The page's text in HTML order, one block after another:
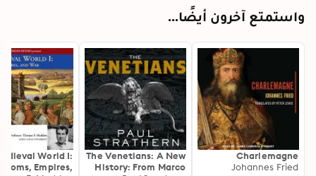
واستمتع آخرون أيضًا...
Charlemagne
Johannes Fried
The Venetians: A New
History: From Marco
World I:
Empires,